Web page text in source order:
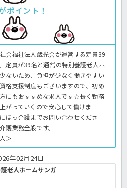
ポイント！
会福祉法人歳光会が運営する定員39
定員が39名と通常の特別養護老人ホ
ないため、負担が少なく働きやすい
格支援制度もございますので、初め
にもおすすめな求人です☆長く勤務
がっていくので安心して働けま
ほっ介護までお問い合わせくださ
護業務全般です。
＞
年02月24日
老人ホームサンガ